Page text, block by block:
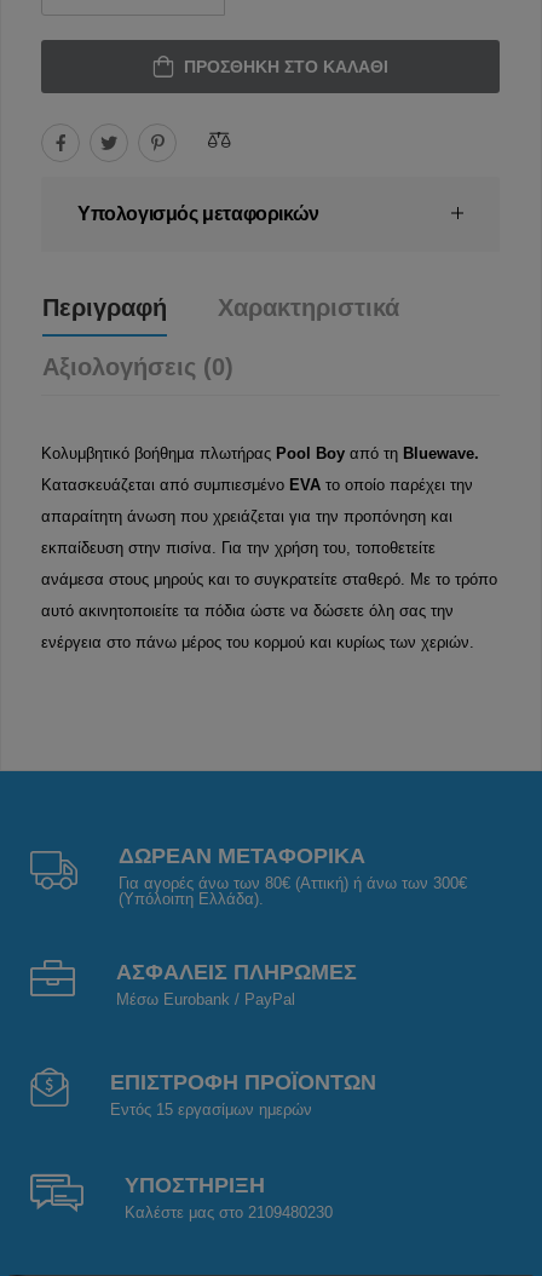
ΠΡΟΣΘΉΚΗ ΣΤΟ ΚΑΛΆΘΙ
Υπολογισμός μεταφορικών
Περιγραφή Χαρακτηριστικά
Αξιολογήσεις (0)
Κολυμβητικό βοήθημα πλωτήρας Pool Boy από τη Bluewave.
Κατασκευάζεται από συμπιεσμένο EVA το οποίο παρέχει την
απαραίτητη άνωση που χρειάζεται για την προπόνηση και
εκπαίδευση στην πισίνα. Για την χρήση του, τοποθετείτε
ανάμεσα στους μηρούς και το συγκρατείτε σταθερό. Με το τρόπο
αυτό ακινητοποιείτε τα πόδια ώστε να δώσετε όλη σας την
ενέργεια στο πάνω μέρος του κορμού και κυρίως των χεριών.
ΔΩΡΕΑΝ ΜΕΤΑΦΟΡΙΚΑ
Για αγορές άνω των 80€ (Αττική) ή άνω των 300€
(Υπόλοιπη Ελλάδα).
ΑΣΦΑΛΕΙΣ ΠΛΗΡΩΜΕΣ
Μέσω Eurobank / PayPal
ΕΠΙΣΤΡΟΦΗ ΠΡΟΪΟΝΤΩΝ
Εντός 15 εργασίμων ημερών
ΥΠΟΣΤΗΡΙΞΗ
Καλέστε μας στο 2109480230